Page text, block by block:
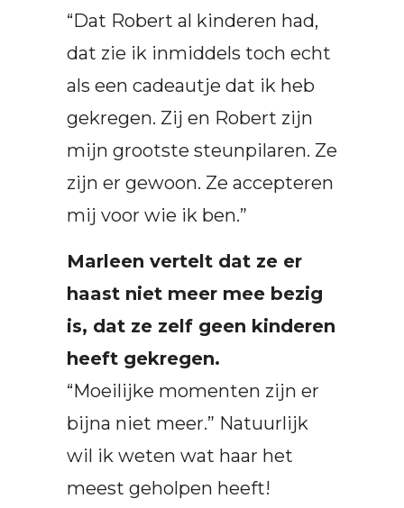
“Dat Robert al kinderen had,
dat zie ik inmiddels toch echt
als een cadeautje dat ik heb
gekregen. Zij en Robert zijn
mijn grootste steunpilaren. Ze
zijn er gewoon. Ze accepteren
mij voor wie ik ben.”
Marleen vertelt dat ze er
haast niet meer mee bezig
is, dat ze zelf geen kinderen
heeft gekregen.
“Moeilijke momenten zijn er
bijna niet meer.” Natuurlijk
wil ik weten wat haar het
meest geholpen heeft!